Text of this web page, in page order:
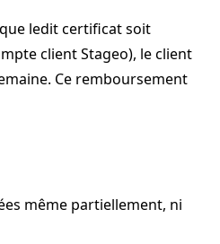
ledit certificat soit
client Stageo), le client
Ce remboursement
même partiellement, ni